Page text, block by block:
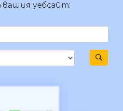
вашия уебсайт: